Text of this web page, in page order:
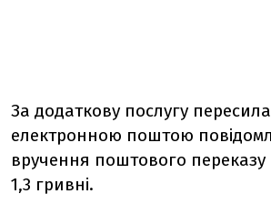
За додаткову послугу
електронною поштою
вручення поштового переказу
1,3 гривні.